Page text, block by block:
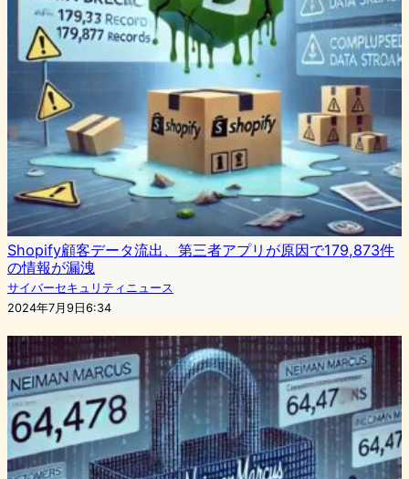
Shopify顧客データ流出、第三者アプリが原因で179,873件
の情報が漏洩
サイバーセキュリティニュース
2024年7月9日6:34